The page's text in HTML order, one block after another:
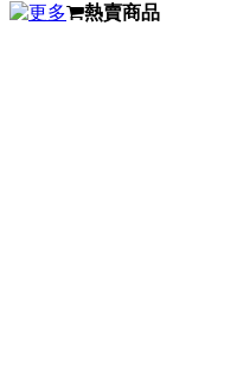
熱賣商品